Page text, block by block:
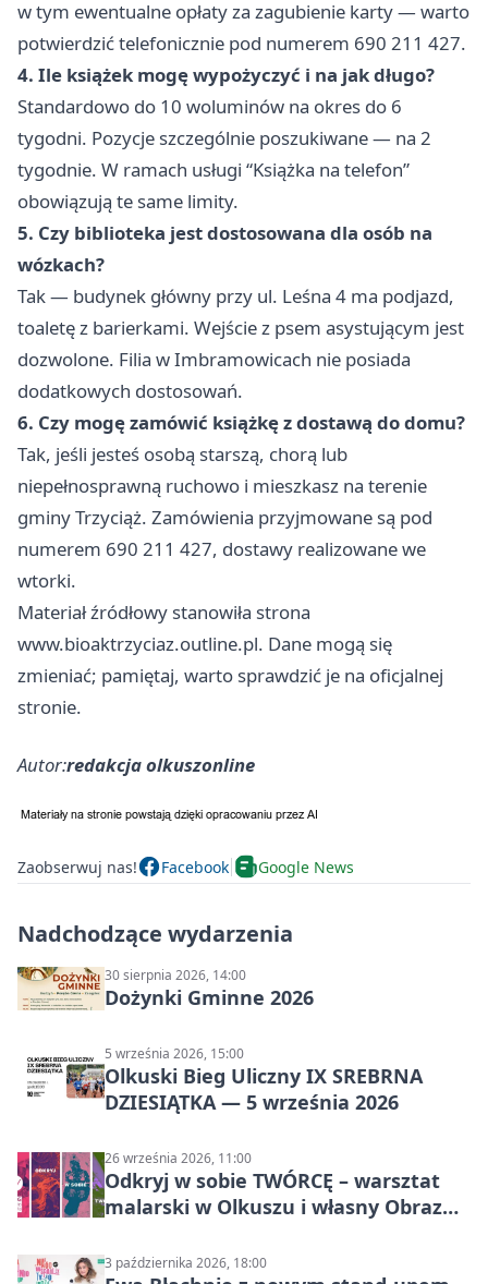
w tym ewentualne opłaty za zagubienie karty — warto
potwierdzić telefonicznie pod numerem 690 211 427.
4. Ile książek mogę wypożyczyć i na jak długo?
Standardowo do 10 woluminów na okres do 6
tygodni. Pozycje szczególnie poszukiwane — na 2
tygodnie. W ramach usługi “Książka na telefon”
obowiązują te same limity.
5. Czy biblioteka jest dostosowana dla osób na
wózkach?
Tak — budynek główny przy ul. Leśna 4 ma podjazd,
toaletę z barierkami. Wejście z psem asystującym jest
dozwolone. Filia w Imbramowicach nie posiada
dodatkowych dostosowań.
6. Czy mogę zamówić książkę z dostawą do domu?
Tak, jeśli jesteś osobą starszą, chorą lub
niepełnosprawną ruchowo i mieszkasz na terenie
gminy Trzyciąż. Zamówienia przyjmowane są pod
numerem 690 211 427, dostawy realizowane we
wtorki.
Materiał źródłowy stanowiła strona
www.bioaktrzyciaz.outline.pl. Dane mogą się
zmieniać; pamiętaj, warto sprawdzić je na oficjalnej
stronie.
Autor:redakcja olkuszonline
Zaobserwuj nas! Facebook Google News
Nadchodzące wydarzenia
30 sierpnia 2026, 14:00
Dożynki Gminne 2026
5 września 2026, 15:00
Olkuski Bieg Uliczny IX SREBRNA
DZIESIĄTKA — 5 września 2026
26 września 2026, 11:00
Odkryj w sobie TWÓRCĘ – warsztat
malarski w Olkuszu i własny Obraz
3 października 2026, 18:00